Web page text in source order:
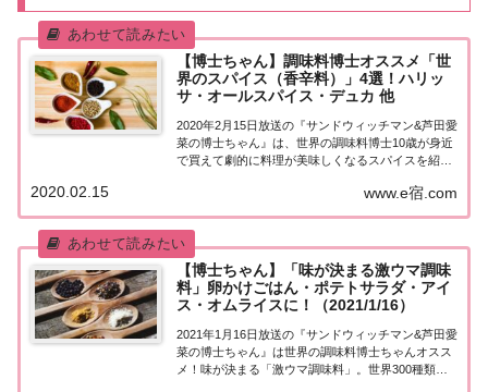
【博士ちゃん】調味料博士オススメ「世
界のスパイス（香辛料）」4選！ハリッ
サ・オールスパイス・デュカ 他
2020年2月15日放送の『サンドウィッチマン&芦田愛
菜の博士ちゃん』は、世界の調味料博士10歳が身近
で買えて劇的に料理が美味しくなるスパイスを紹
ンシーズニングなど、登場した香辛料をまとめまし
www.e宿.com
2020.02.15
【博士ちゃん】「味が決まる激ウマ調味
料」卵かけごはん・ポテトサラダ・アイ
ス・オムライスに！（2021/1/16）
2021年1月16日放送の『サンドウィッチマン&芦田愛
菜の博士ちゃん』は世界の調味料博士ちゃんオスス
メ！味が決まる「激ウマ調味料」。世界300種類の